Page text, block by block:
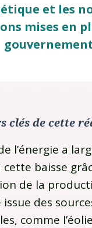
et les
mises en
clés de cette
l’énergie a
baisse
de la
issue des
comme